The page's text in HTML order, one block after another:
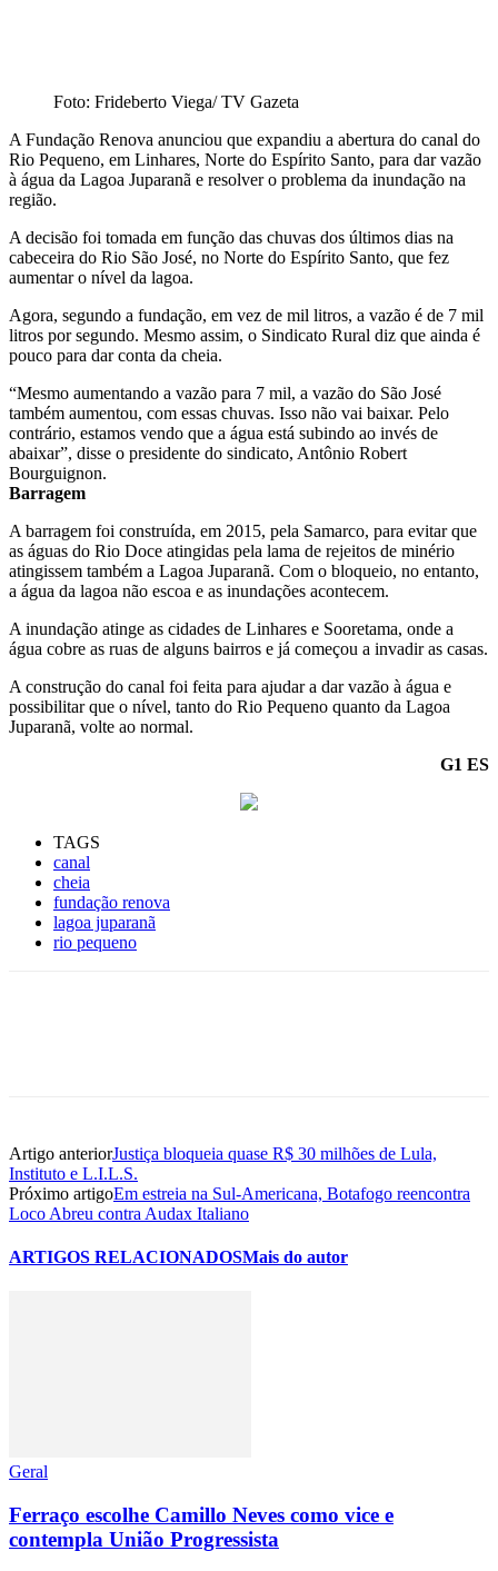
Foto: Frideberto Viega/ TV Gazeta
A Fundação Renova anunciou que expandiu a abertura do canal do
Rio Pequeno, em Linhares, Norte do Espírito Santo, para dar vazão
à água da Lagoa Juparanã e resolver o problema da inundação na
região.
A decisão foi tomada em função das chuvas dos últimos dias na
cabeceira do Rio São José, no Norte do Espírito Santo, que fez
aumentar o nível da lagoa.
Agora, segundo a fundação, em vez de mil litros, a vazão é de 7 mil
litros por segundo. Mesmo assim, o Sindicato Rural diz que ainda é
pouco para dar conta da cheia.
“Mesmo aumentando a vazão para 7 mil, a vazão do São José
também aumentou, com essas chuvas. Isso não vai baixar. Pelo
contrário, estamos vendo que a água está subindo ao invés de
abaixar”, disse o presidente do sindicato, Antônio Robert
Bourguignon.
Barragem
A barragem foi construída, em 2015, pela Samarco, para evitar que
as águas do Rio Doce atingidas pela lama de rejeitos de minério
atingissem também a Lagoa Juparanã. Com o bloqueio, no entanto,
a água da lagoa não escoa e as inundações acontecem.
A inundação atinge as cidades de Linhares e Sooretama, onde a
água cobre as ruas de alguns bairros e já começou a invadir as casas.
A construção do canal foi feita para ajudar a dar vazão à água e
possibilitar que o nível, tanto do Rio Pequeno quanto da Lagoa
Juparanã, volte ao normal.
G1 ES
TAGS
canal
cheia
fundação renova
lagoa juparanã
rio pequeno
Artigo anteriorJustiça bloqueia quase R$ 30 milhões de Lula,
Instituto e L.I.L.S.
Próximo artigoEm estreia na Sul-Americana, Botafogo reencontra
Loco Abreu contra Audax Italiano
ARTIGOS RELACIONADOSMais do autor
Geral
Ferraço escolhe Camillo Neves como vice e
contempla União Progressista